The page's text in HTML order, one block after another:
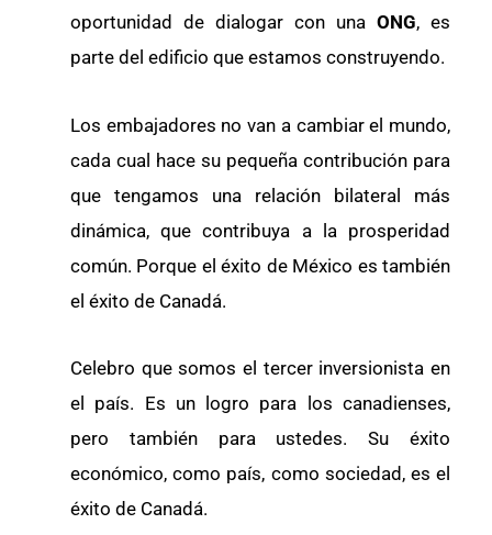
oportunidad de dialogar con una ONG, es
parte del edificio que estamos construyendo.
Los embajadores no van a cambiar el mundo,
cada cual hace su pequeña contribución para
que tengamos una relación bilateral más
dinámica, que contribuya a la prosperidad
común. Porque el éxito de México es también
el éxito de Canadá.
Celebro que somos el tercer inversionista en
el país. Es un logro para los canadienses,
pero también para ustedes. Su éxito
económico, como país, como sociedad, es el
éxito de Canadá.